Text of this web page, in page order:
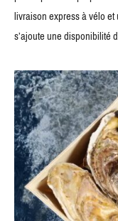
livraison express à vélo
s’ajoute une disponibilité